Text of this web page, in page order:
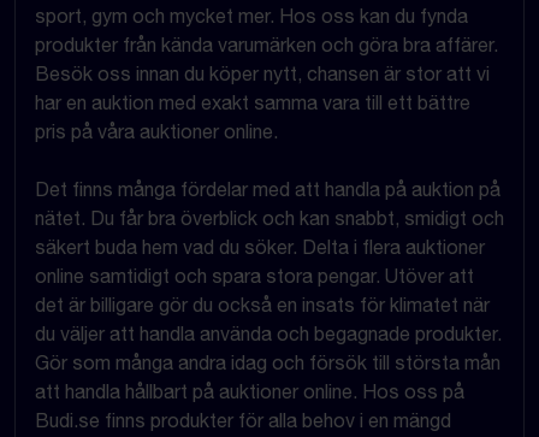
sport, gym och mycket mer. Hos oss kan du fynda
produkter från kända varumärken och göra bra affärer.
Besök oss innan du köper nytt, chansen är stor att vi
har en auktion med exakt samma vara till ett bättre
pris på våra auktioner online.
Det finns många fördelar med att handla på auktion på
nätet. Du får bra överblick och kan snabbt, smidigt och
säkert buda hem vad du söker. Delta i flera auktioner
online samtidigt och spara stora pengar. Utöver att
det är billigare gör du också en insats för klimatet när
du väljer att handla använda och begagnade produkter.
Gör som många andra idag och försök till största mån
att handla hållbart på auktioner online. Hos oss på
Budi.se finns produkter för alla behov i en mängd